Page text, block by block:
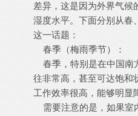
差异，这是因为外界气候
湿度水平。下面分别从春
这一话题：
春季（梅雨季节）：
春季，特别是在中国南
往非常高，甚至可达饱和
工作效率很高，能够明显
需要注意的是，如果室